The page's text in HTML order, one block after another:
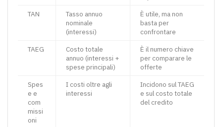
TAN
Tasso annuo
nominale
(interessi)
È utile, ma non
basta per
confrontare
TAEG
Costo totale
annuo (interessi +
spese principali)
È il numero chiave
per comparare le
offerte
Spes
e e
com
missi
oni
I costi oltre agli
interessi
Incidono sul TAEG
e sul costo totale
del credito